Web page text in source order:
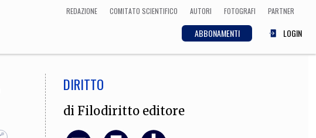
REDAZIONE COMITATO SCIENTIFICO AUTORI FOTOGRAFI PARTNER
ABBONAMENTI LOGIN
ECONOMIA
Biologia, Cifrematica,
DIRITTO
di Filodiritto editore